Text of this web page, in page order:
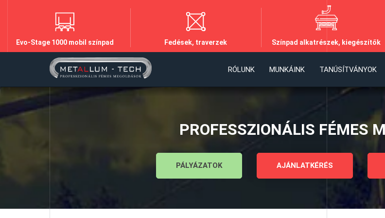
Evo-Stage 1000 mobil színpad Fedések, traverzek Színpad alkatrészek, kiegészítők
RÓLUNK MUNKÁINK TANÚSÍTVÁNYOK
PROFESSZIONÁLIS FÉMES
PÁLYÁZATOK AJÁNLATKÉRÉS